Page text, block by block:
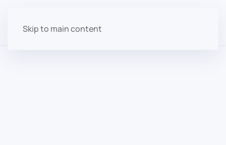
Skip to main content